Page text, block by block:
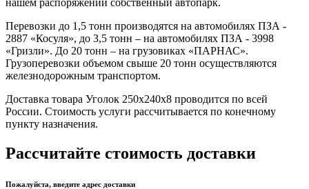
Перевозки до 1,5 тонн производятся на автомобилях ПЗА -
2887 «Косуля», до 3,5 тонн – на автомобилях ПЗА - 3998
«Гризли». До 20 тонн – на грузовиках «ПАРНАС».
Грузоперевозки объемом свыше 20 тонн осуществляются
железнодорожным транспортом.
Доставка товара Уголок 250х240х8 проводится по всей
России. Стоимость услуги рассчитывается по конечному
пункту назначения.
Рассчитайте стоимость доставки
Пожалуйста, введите адрес доставки